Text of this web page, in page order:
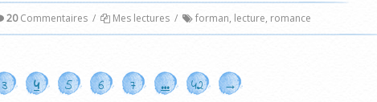
20Commentaires / Mes lectures / forman, lecture, romance
3 4 5 6 7 … 42 →